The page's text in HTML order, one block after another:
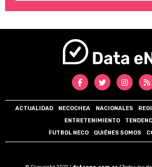
ACTUALIDAD NECOCHEA NACIONALES
ENTRETENIMIENTO
FUTBOL NECO
QUIÉNES SOMOS